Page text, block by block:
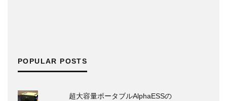
POPULAR POSTS
超大容量ポータブルAlphaESSの